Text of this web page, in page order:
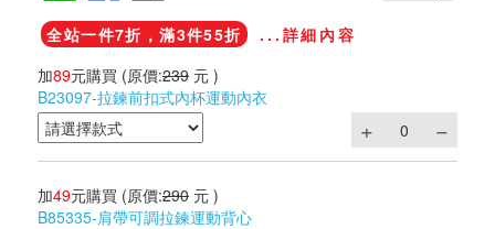
全站一件7折，滿3件55折
...詳細內容
加89元購買 (原價:239 元 )
B23097-拉鍊前扣式內杯運動內衣
加49元購買 (原價:290 元 )
B85335-肩帶可調拉鍊運動背心